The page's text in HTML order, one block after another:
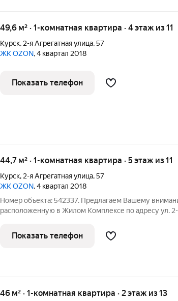
49,6 м² · 1-комнатная квартира · 4 этаж из 11
Курск, 2-я Агрегатная улица,57
ЖК OZON, 4 квартал 2018
Показать телефон
44,7 м² · 1-комнатная квартира · 5 этаж из 11
Курск, 2-я Агрегатная улица,57
ЖК OZON, 4 квартал 2018
Номер объекта: 542337. Предлагаем Вашему
расположенную в Жилом Комплексе по адресу ул. 2-
предчистовой отделкой. Дом уже введен в
Работаем со всеми
Показать телефон
46 м² · 1-комнатная квартира · 2 этаж из 13